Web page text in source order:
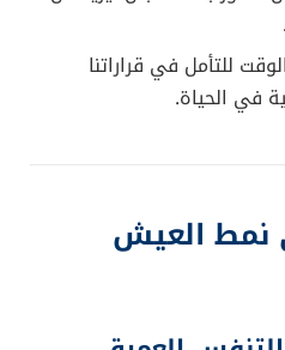
للتأمل في قراراتنا
في الحياة.
نمط العيش